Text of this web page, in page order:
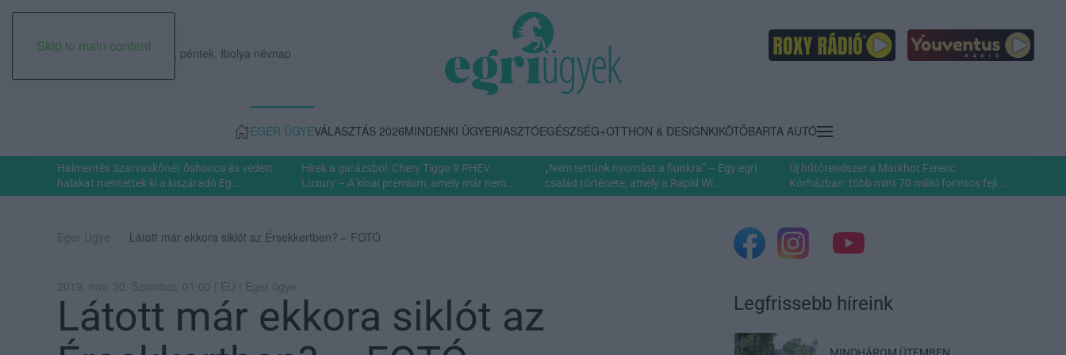
Skip to main content
2026. augusztus 07., péntek, Ibolya névnap
EGER ÜGYEVÁLASZTÁS 2026MINDENKI ÜGYERIASZTÓEGÉSZSÉG+OTTHON & DESIGNKIKÖTŐBARTA AUTÓ
Halmentés Szarvaskőnél: őshonos és védett
halakat mentettek ki a kiszáradó Eg...
Hírek a garázsból: Chery Tiggo 9 PHEV
Luxury – A kínai prémium, amely már nem...
„Nem tettünk nyomást a fiunkra” – Egy egri
család története, amely a Rapid Wi...
Új hűtőrendszer a Markhot Ferenc
Kórházban: több mint 70 millió forintos fejl...
Eger Ügye Látott már ekkora siklót az Érsekkertben? – FOTÓ
2019. nov. 30. Szombat, 01:00 | EÜ | Eger ügye
Látott már ekkora siklót az
Legfrissebb híreink
MINDHÁROM ÜTEMBEN